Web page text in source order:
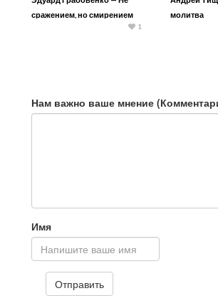
сражением, но смирением
1
молитва
Нам важно ваше мнение
Имя